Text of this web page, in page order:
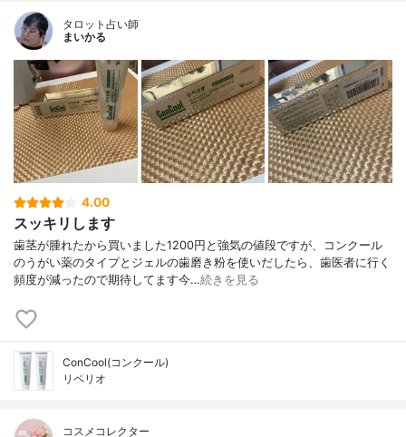
タロット占い師
まいかる
4.00
スッキリします
歯茎が腫れたから買いました1200円と強気の値段ですが、コンクール
のうがい薬のタイプとジェルの歯磨き粉を使いだしたら、歯医者に行く
頻度が減ったので期待してます今…続きを見る
ConCool(コンクール)
リペリオ
コスメコレクター